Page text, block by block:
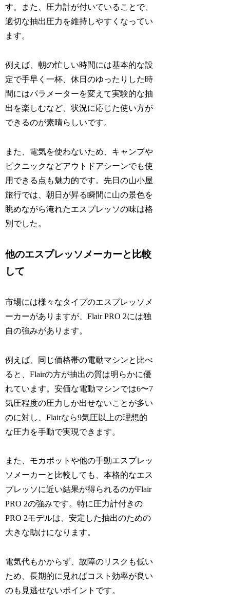
す。また、圧力計が付いていることで、
適切な抽出圧力を維持しやすくなってい
ます。
例えば、朝の忙しい時間には基本的な設
定で手早く一杯、休日のゆったりした時
間にはパラメーターを変えて実験的な抽
出を楽しむなど、状況に応じた使い方が
できるのが素晴らしいです。
また、電気を使わないため、キャンプや
ピクニックなどアウトドアシーンでも使
用できる点も魅力的です。先日の山小屋
旅行では、朝日が昇る瞬間に山の景色を
眺めながら淹れたエスプレッソの味は格
別でした。
他のエスプレッソメーカーと比較
して
市場には様々なタイプのエスプレッソメ
ーカーがありますが、Flair PRO 2には独
自の強みがあります。
例えば、同じ価格帯の電動マシンと比べ
ると、Flairの方が抽出の質は明らかに優
れています。安価な電動マシンでは6〜7
気圧程度の圧力しか出せないことが多い
のに対し、Flairなら9気圧以上の理想的
な圧力を手動で実現できます。
また、モカポットや他の手動エスプレッ
ソメーカーと比較しても、本格的なエス
プレッソに近い結果が得られるのがFlair
PRO 2の強みです。特に圧力計付きの
PRO 2モデルは、安定した抽出のための
大きな助けになります。
電気代もかからず、故障のリスクも低い
ため、長期的に見ればコスト効率が良い
のも見逃せないポイントです。